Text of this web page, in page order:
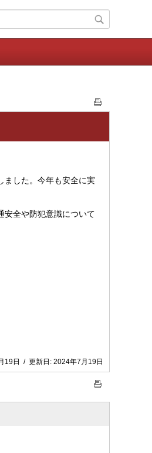
ました。今年も安全に実
安全や防犯意識について
19日 / 更新日: 2024年7月19日